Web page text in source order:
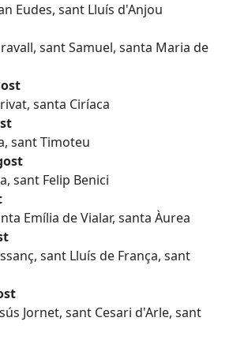
Eudes, sant Lluís d'Anjou
sant Samuel, santa Maria de
santa Ciríaca
sant Timoteu
sant Felip Benici
Emília de Vialar, santa Àurea
sant Lluís de França, sant
Jornet, sant Cesari d'Arle, sant